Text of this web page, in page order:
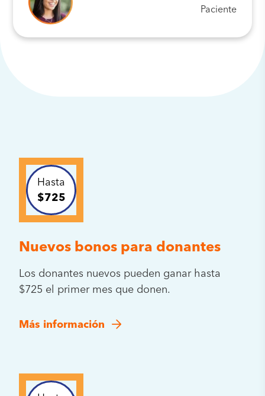
Paciente
Hasta
$725
Nuevos bonos para donantes
Los donantes nuevos pueden ganar hasta
$725 el primer mes que donen.
Más información